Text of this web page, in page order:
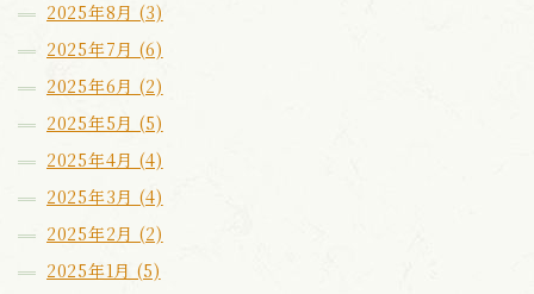
2025年8月 (3)
2025年7月 (6)
2025年6月 (2)
2025年5月 (5)
2025年4月 (4)
2025年3月 (4)
2025年2月 (2)
2025年1月 (5)